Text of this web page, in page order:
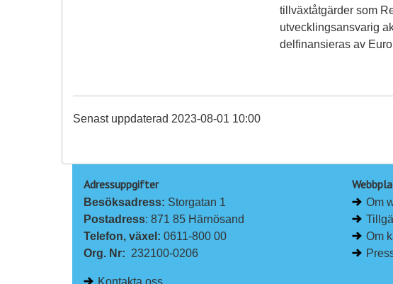
tillväxtåtgärder som
utvecklingsansvarig
delfinansieras av
Senast uppdaterad 2023-08-01 10:00
Adressuppgifter
Besöksadress: Storgatan 1
Postadress: 871 85 Härnösand
Telefon, växel: 0611-800 00
Org. Nr: 232100-0206
Kontakta oss
Om
Om